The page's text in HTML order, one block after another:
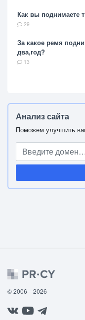
Как вы поднимаете
29
За какое ремя
два,год?
13
Анализ сайта
Поможем улучшить
© 2006—2026